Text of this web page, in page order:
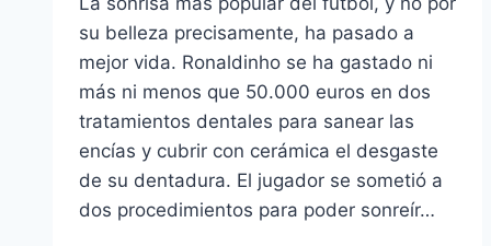
su belleza precisamente, ha pasado a
mejor vida. Ronaldinho se ha gastado ni
más ni menos que 50.000 euros en dos
tratamientos dentales para sanear las
encías y cubrir con cerámica el desgaste
de su dentadura. El jugador se sometió a
dos procedimientos para poder sonreír…